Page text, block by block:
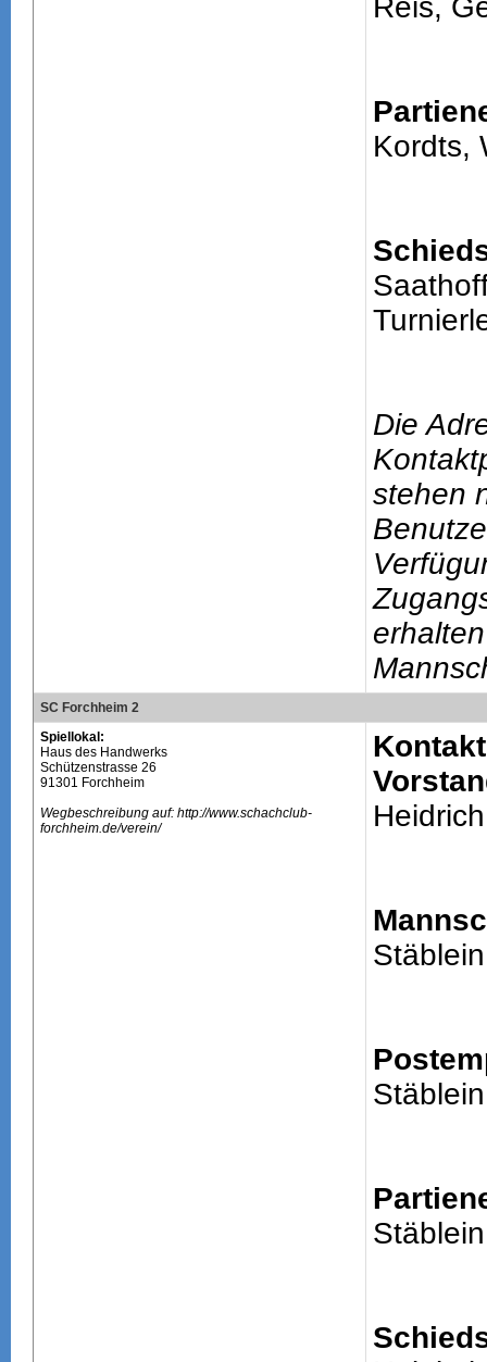
Reis,
Kordts,
Die
stehen
SC Forchheim 2
Spiellokal:
Haus des Handwerks
Schützenstrasse 26
91301 Forchheim
Wegbeschreibung auf: http://www.schachclub-
forchheim.de/verein/